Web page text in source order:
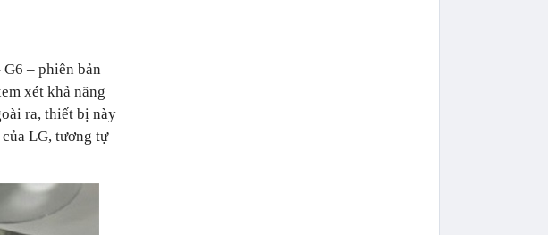
– phiên bản
xét khả năng
ra, thiết bị này
LG, tương tự